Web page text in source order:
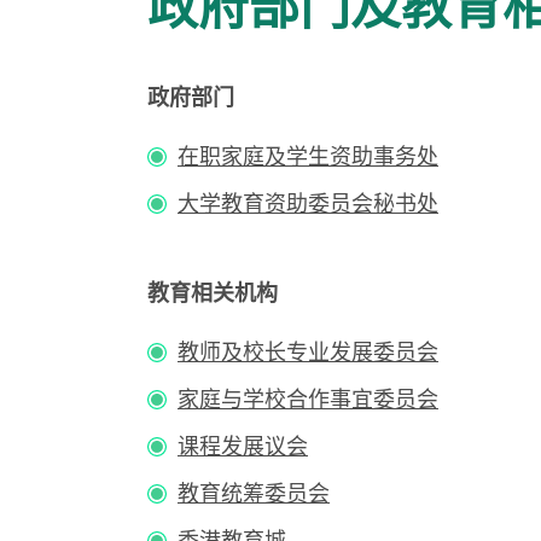
政府部门
在职家庭及学生资助事务处
大学教育资助委员会秘书处
教育相关机构
教师及校长专业发展委员会
家庭与学校合作事宜委员会
课程发展议会
教育统筹委员会